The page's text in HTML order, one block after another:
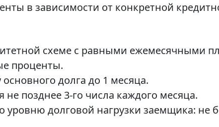
в зависимости от конкретной
схеме с равными ежемесячными
проценты.
долга до 1 месяца.
позднее 3-го числа каждого месяца.
уровню долговой нагрузки заемщика: не